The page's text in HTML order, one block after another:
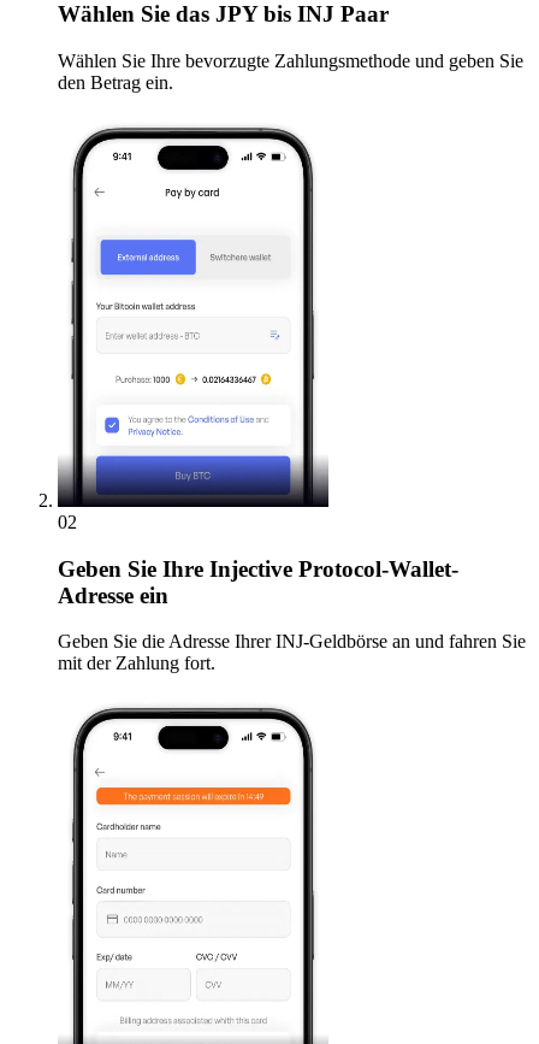
Wählen Sie das JPY bis INJ Paar
Wählen Sie Ihre bevorzugte Zahlungsmethode und geben Sie
den Betrag ein.
02
Geben Sie Ihre Injective Protocol-Wallet-
Adresse ein
Geben Sie die Adresse Ihrer INJ-Geldbörse an und fahren Sie
mit der Zahlung fort.